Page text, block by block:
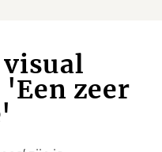
zeer